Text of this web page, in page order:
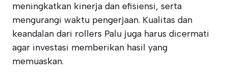
meningkatkan kinerja dan efisiensi, serta
mengurangi waktu pengerjaan. Kualitas dan
keandalan dari rollers Palu juga harus dicermati
agar investasi memberikan hasil yang
memuaskan.